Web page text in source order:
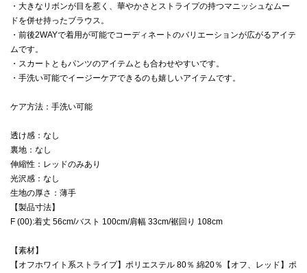
・大きなリボンが目を惹く、華やかさとストライプの持つマニッシュなムー
ドを併せ持ったブラウス。
・前後2WAYで着用が可能でコーディネートのバリエーションが広がるアイテ
ムです。
・スカートともパンツのアイテムとも合わせやすいです。
・手洗い可能でイージーケアできるのも嬉しいアイテムです。
ケア方法：手洗い可能
透け感：なし
裏地：なし
伸縮性：レッドのみあり
光沢感：なし
生地の厚さ：薄手
【製品寸法】
F (00):着丈 56cm/バスト 100cm/肩幅 33cm/裾回り 108cm
【素材】
【オフホワイト系ストライプ】ポリエステル 80％ 綿20％【オフ、レッド】ポ